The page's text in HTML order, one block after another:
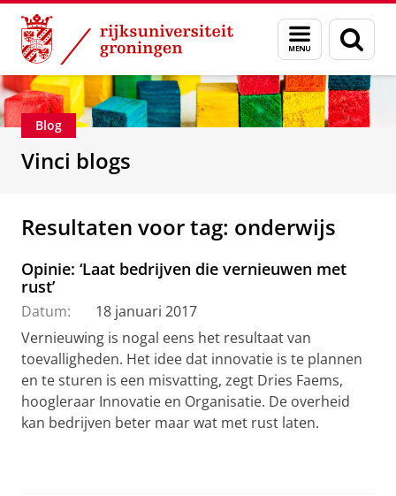
Skip
Content
Skip
Navigation
Menu
en
zoeken
Department of Innovation Management &
Blog
Vinci blogs
Resultaten voor tag: onderwijs
Opinie: ‘Laat bedrijven die vernieuwen met
rust’
Datum:
18 januari 2017
Vernieuwing is nogal eens het resultaat van
toevalligheden. Het idee dat innovatie is te plannen
en te sturen is een misvatting, zegt Dries Faems,
hoogleraar Innovatie en Organisatie. De overheid
kan bedrijven beter maar wat met rust laten.